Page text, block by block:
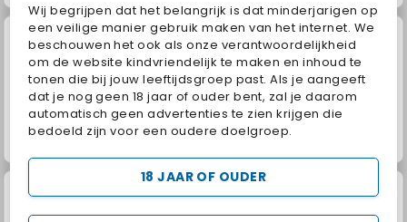
Wij begrijpen dat het belangrijk is dat minderjarigen op
een veilige manier gebruik maken van het internet. We
beschouwen het ook als onze verantwoordelijkheid
om de website kindvriendelijk te maken en inhoud te
tonen die bij jouw leeftijdsgroep past. Als je aangeeft
dat je nog geen 18 jaar of ouder bent, zal je daarom
automatisch geen advertenties te zien krijgen die
bedoeld zijn voor een oudere doelgroep.
18 JAAR OF OUDER